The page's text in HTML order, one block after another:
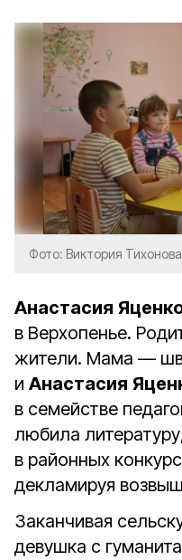
Фото: Виктория Тихонова
Анастасия
в Верхопенье.
жители. Мама —
и Анастасия
в семействе
любила
в районных
декламируя
Заканчивая
девушка с